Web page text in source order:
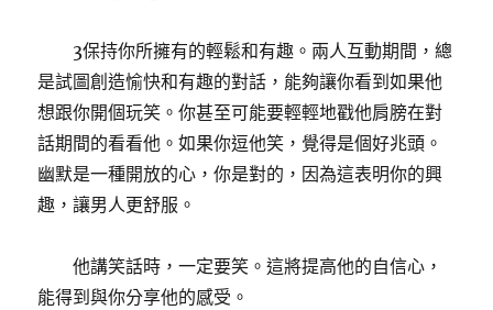
3保持你所擁有的輕鬆和有趣。兩人互動期間，總
是試圖創造愉快和有趣的對話，能夠讓你看到如果他
想跟你開個玩笑。你甚至可能要輕輕地戳他肩膀在對
話期間的看看他。如果你逗他笑，覺得是個好兆頭。
幽默是一種開放的心，你是對的，因為這表明你的興
趣，讓男人更舒服。
他講笑話時，一定要笑。這將提高他的自信心，
能得到與你分享他的感受。